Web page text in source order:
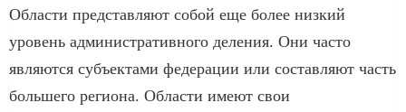
Области представляют собой еще более низкий
уровень административного деления. Они часто
являются субъектами федерации или составляют часть
большего региона. Области имеют свои